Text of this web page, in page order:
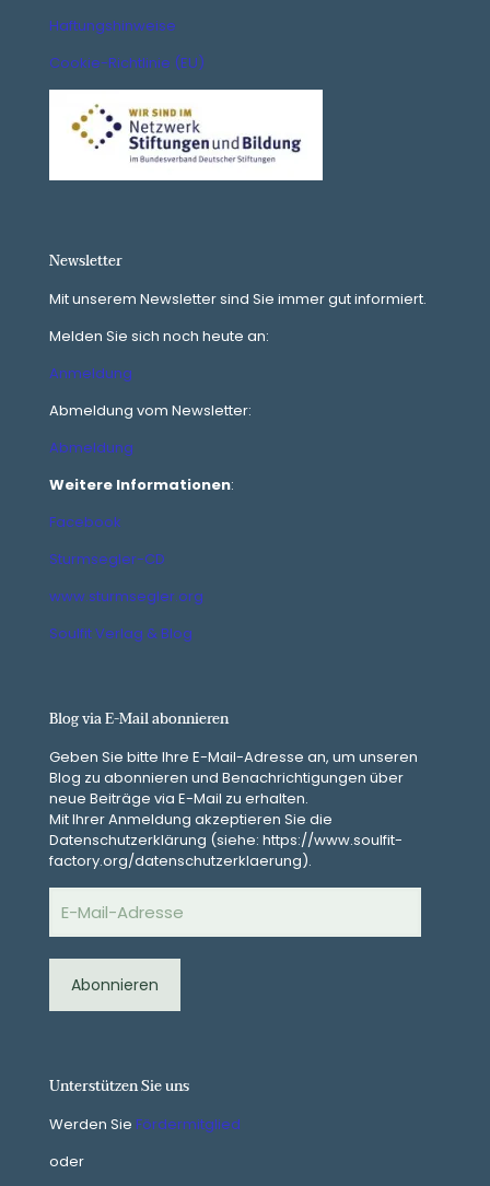
Haftungshinweise
Cookie-Richtlinie (EU)
Newsletter
Mit unserem Newsletter sind Sie immer gut informiert.
Melden Sie sich noch heute an:
Anmeldung
Abmeldung vom Newsletter:
Abmeldung
Weitere Informationen:
Facebook
Sturmsegler-CD
www.sturmsegler.org
Soulfit Verlag & Blog
Blog via E-Mail abonnieren
Geben Sie bitte Ihre E-Mail-Adresse an, um unseren
Blog zu abonnieren und Benachrichtigungen über
neue Beiträge via E-Mail zu erhalten.
Mit Ihrer Anmeldung akzeptieren Sie die
Datenschutzerklärung (siehe: https://www.soulfit-
factory.org/datenschutzerklaerung).
Mail-
Adresse
Abonnieren
Unterstützen Sie uns
Werden Sie Fördermitglied
oder